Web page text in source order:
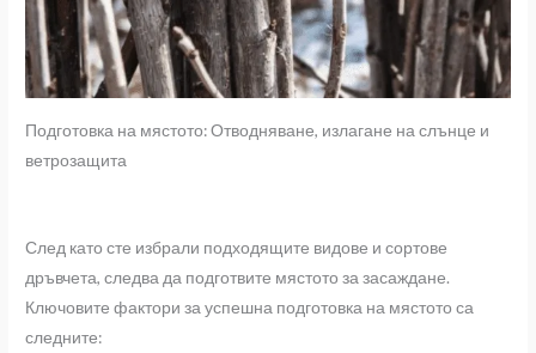
Подготовка на мястото: Отводняване, излагане на слънце и
ветрозащита
След като сте избрали подходящите видове и сортове
дръвчета, следва да подготвите мястото за засаждане.
Ключовите фактори за успешна подготовка на мястото са
следните: